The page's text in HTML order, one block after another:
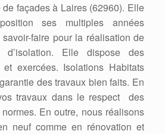
de façades à Laires (62960). Elle
ses multiples années
savoir-faire pour la réalisation de
Elle dispose des
exercées. Isolations Habitats
des travaux bien faits. En
travaux dans le respect des
En outre, nous réalisons
neuf comme en rénovation et